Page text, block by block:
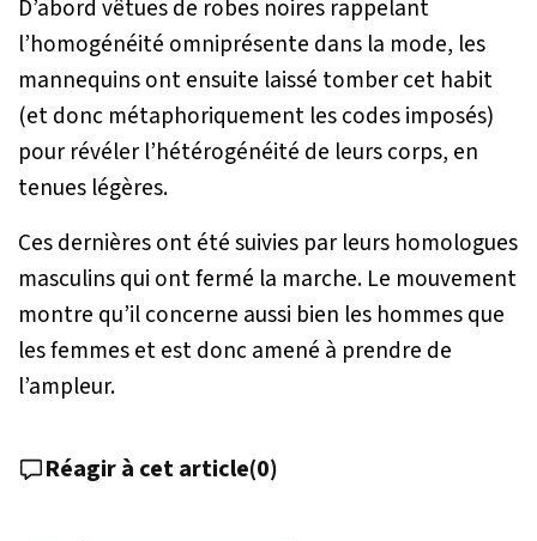
D’abord vêtues de robes noires rappelant
l’homogénéité omniprésente dans la mode, les
mannequins ont ensuite laissé tomber cet habit
(et donc métaphoriquement les codes imposés)
pour révéler l’hétérogénéité de leurs corps, en
tenues légères.
Ces dernières ont été suivies par leurs homologues
masculins qui ont fermé la marche. Le mouvement
montre qu’il concerne aussi bien les hommes que
les femmes et est donc amené à prendre de
l’ampleur.
Réagir à cet article(0)